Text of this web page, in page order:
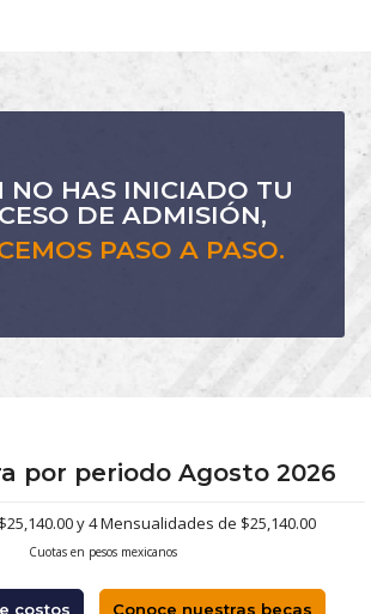
NO HAS INICIADO TU
DE ADMISIÓN,
PASO A PASO.
por periodo Agosto 2026
y 4 Mensualidades de $25,140.00
Cuotas en pesos mexicanos
costos Conoce nuestras becas